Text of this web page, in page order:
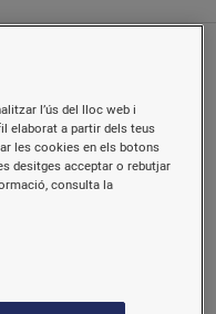
l’ús del lloc web i
elaborat a partir dels teus
les cookies en els botons
desitges acceptar o rebutjar
consulta la